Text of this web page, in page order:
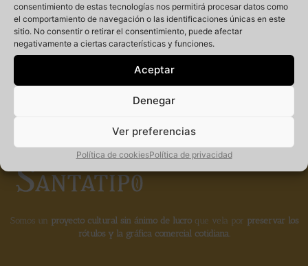
consentimiento de estas tecnologías nos permitirá procesar datos como
el comportamiento de navegación o las identificaciones únicas en este
sitio. No consentir o retirar el consentimiento, puede afectar
negativamente a ciertas características y funciones.
Aceptar
Denegar
Ver preferencias
Política de cookiesPolítica de privacidad
Miembro
fundador de la
Somos un proyecto cultural sin ánimo de lucroque vela por preservar los
rótulos y la gráfica comercial cotidiana.